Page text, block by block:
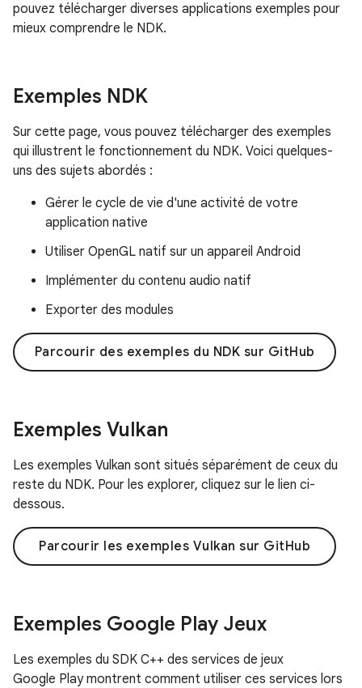
pouvez télécharger diverses applications exemples pour
mieux comprendre le NDK.
Exemples NDK
Sur cette page, vous pouvez télécharger des exemples
qui illustrent le fonctionnement du NDK. Voici quelques-
uns des sujets abordés :
Gérer le cycle de vie d'une activité de votre
application native
Utiliser OpenGL natif sur un appareil Android
Implémenter du contenu audio natif
Exporter des modules
Parcourir des exemples du NDK sur GitHub
Exemples Vulkan
Les exemples Vulkan sont situés séparément de ceux du
reste du NDK. Pour les explorer, cliquez sur le lien ci-
dessous.
Parcourir les exemples Vulkan sur GitHub
Exemples Google Play Jeux
Les exemples du SDK C++ des services de jeux
Google Play montrent comment utiliser ces services lors